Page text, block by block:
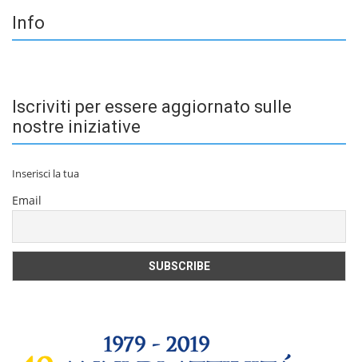
Info
Iscriviti per essere aggiornato sulle
nostre iniziative
Inserisci la tua
Email